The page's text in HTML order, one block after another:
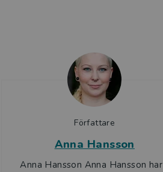
Författare
Anna Hansson
Anna Hansson Anna Hansson har